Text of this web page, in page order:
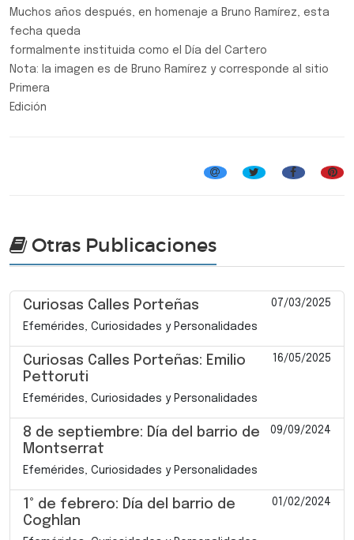
Muchos años después, en homenaje a Bruno Ramírez, esta
fecha queda
formalmente instituida como el Día del Cartero
Nota: la imagen es de Bruno Ramírez y corresponde al sitio
Primera
Edición
Otras Publicaciones
Curiosas Calles Porteñas 07/03/2025
Efemérides, Curiosidades y Personalidades
Curiosas Calles Porteñas: Emilio
Pettoruti
16/05/2025
Efemérides, Curiosidades y Personalidades
8 de septiembre: Día del barrio de
Montserrat
09/09/2024
Efemérides, Curiosidades y Personalidades
1° de febrero: Día del barrio de
Coghlan
01/02/2024